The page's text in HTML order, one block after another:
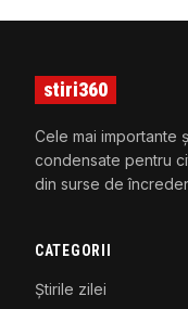
stiri360
Cele mai importante
condensate pentru
din surse de
CATEGORII
Știrile zilei